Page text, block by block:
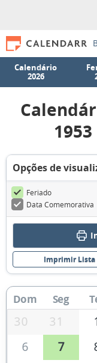
Calendário
2026
Opções de
Feriado
Data Comemorativa
Imprimir Lista
Dom Seg
30 31
6
7